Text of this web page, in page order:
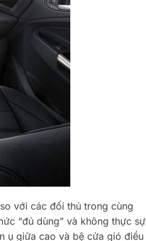
với các đối thủ trong cùng
“đủ dùng” và không thực sự
ụ giữa cao và bệ cửa gió điều